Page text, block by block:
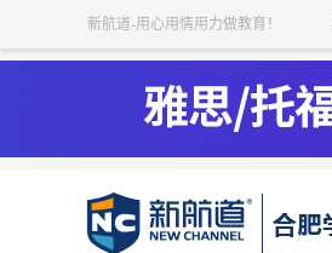
新航道-用心用情用力做教育！